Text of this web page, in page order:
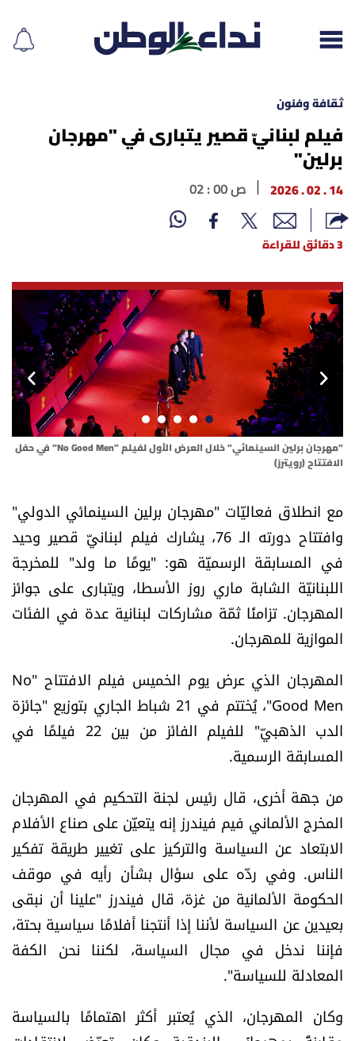
إقرأ الجريدة
لبنان
الغلاف
نداء اليوم
محليات
أسرار
متفرقات
نداء القرّاء
خاص الموقع
كتّابنا
تحت المجهر
آراء
اقتصاد
العالم
الصحافة الإسرائيلية
ثقافة وفنون
فصل من كتاب
اقرأ تضحك
كاميرا
ثقافة وفنون
فيلم لبنانيّ قصير يتبارى في "مهرجان
برلين"
14 . 02 . 2026 02 : 00 ص
3 دقائق للقراءة
"مهرجان برلين السينمائي" خلال العرض الأول لفيلم "No Good Men" في حفل
الافتتاح (رويترز)
مع انطلاق فعاليّات "مهرجان برلين السينمائي الدولي"
وافتتاح دورته الـ 76، يشارك فيلم لبنانيّ قصير وحيد
في المسابقة الرسميّة هو: "يومًا ما ولد" للمخرجة
اللبنانيّة الشابة ماري روز الأسطا، ويتبارى على جوائز
المهرجان. تزامنًا ثمّة مشاركات لبنانية عدة في الفئات
الموازية للمهرجان.
المهرجان الذي عرض يوم الخميس فيلم الافتتاح "No
Good Men"، يُختتم في 21 شباط الجاري بتوزيع "جائزة
الدب الذهبيّ" للفيلم الفائز من بين 22 فيلمًا في
المسابقة الرسمية.
من جهة أخرى، قال رئيس لجنة التحكيم في المهرجان
المخرج الألماني فيم فيندرز إنه يتعيّن على صناع الأفلام
الابتعاد عن السياسة والتركيز على تغيير طريقة تفكير
الناس. وفي ردّه على سؤال بشأن رأيه في موقف
الحكومة الألمانية من غزة، قال فيندرز "علينا أن نبقى
بعيدين عن السياسة لأننا إذا أنتجنا أفلامًا سياسية بحتة،
فإننا ندخل في مجال السياسة، لكننا نحن الكفة
المعادلة للسياسة".
وكان المهرجان، الذي يُعتبر أكثر اهتمامًا بالسياسة